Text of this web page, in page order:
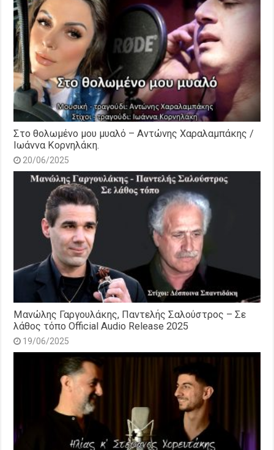
Στο θολωμένο μου μυαλό – Αντώνης Χαραλαμπάκης /
Ιωάννα Κορνηλάκη.
20/06/2025
Μανώλης Γαργουλάκης, Παντελής Σαλούστρος – Σε
λάθος τόπο Official Audio Release 2025
19/06/2025